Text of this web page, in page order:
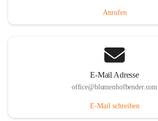
Anrufen
E-Mail Adresse
office@blumenhofbender.com
E-Mail schreiben